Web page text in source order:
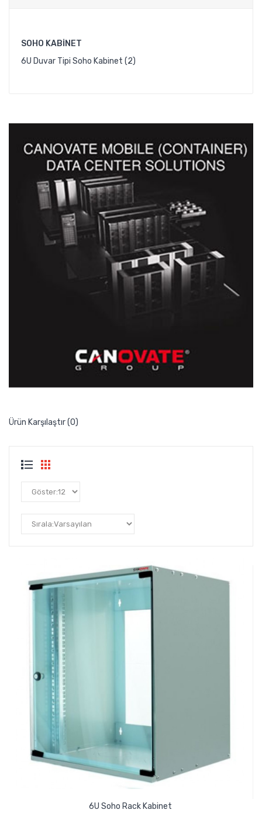
SOHO KABINET
6U Duvar Tipi Soho Kabinet (2)
Ürün Karşılaştır (0)
6U Soho Rack Kabinet